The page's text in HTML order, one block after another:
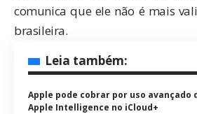
comunica que ele não é mais
brasileira.
Leia também:
Apple pode cobrar por uso avançado
Apple Intelligence no iCloud+